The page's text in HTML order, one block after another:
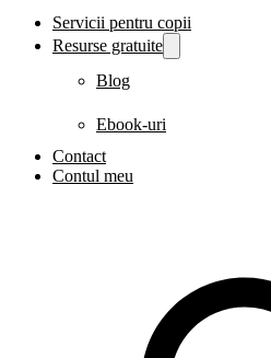
Servicii pentru copii
Resurse gratuite
Blog
Ebook-uri
Contact
Contul meu